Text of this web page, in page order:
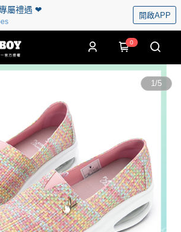
屬禮遇 ❤︎
開啟APP
0
1/5